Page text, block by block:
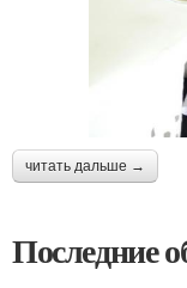
читать дальше →
Последние